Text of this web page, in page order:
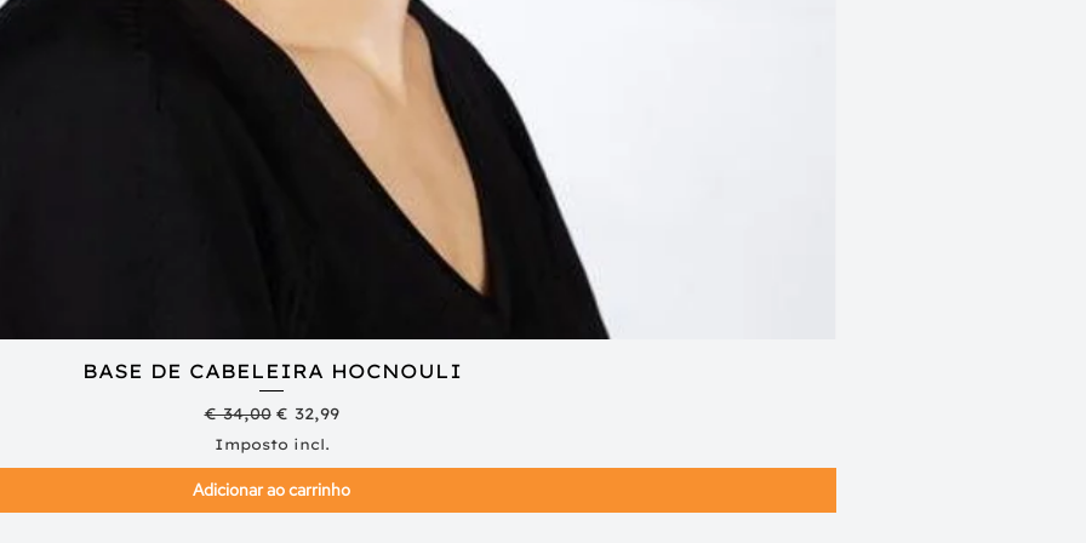
Visualização rápida
BASE DE CABELEIRA HOCNOULI
Preço normal
€ 34,00 Preço promocional
€ 32,99
Imposto incl.
Adicionar ao carrinho